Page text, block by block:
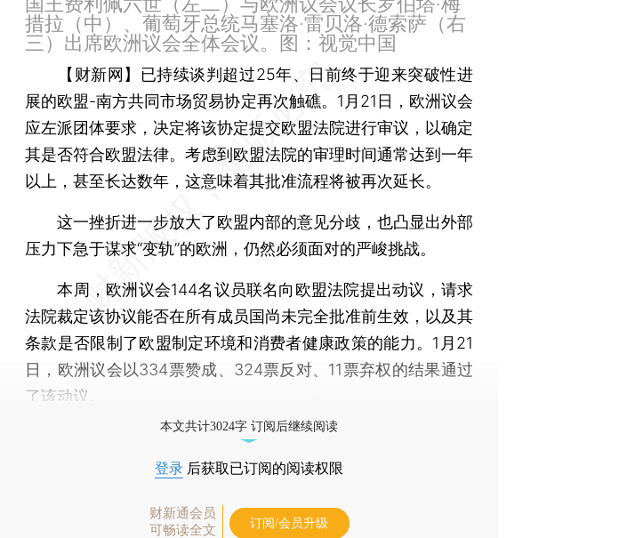
措拉（中）、葡萄牙总统马塞洛·雷贝洛·德索萨（右
三）出席欧洲议会全体会议。图：视觉中国
【财新网】 已持续谈判超过25年、日前终于迎来突破性进
展的欧盟-南方共同市场贸易协定再次触礁。1月21日，欧洲议会
应左派团体要求，决定将该协定提交欧盟法院进行审议，以确定
其是否符合欧盟法律。考虑到欧盟法院的审理时间通常达到一年
以上，甚至长达数年，这意味着其批准流程将被再次延长。
这一挫折进一步放大了欧盟内部的意见分歧，也凸显出外部
压力下急于谋求“变轨”的欧洲，仍然必须面对的严峻挑战。
本周，欧洲议会144名议员联名向欧盟法院提出动议，请求
法院裁定该协议能否在所有成员国尚未完全批准前生效，以及其
条款是否限制了欧盟制定环境和消费者健康政策的能力。1月21
日，欧洲议会以334票赞成、324票反对、11票弃权的结果通过
了该动议。
本文共计3024字 订阅后继续阅读
登录 后获取已订阅的阅读权限
财新通会员
可畅读全文
订阅/会员升级